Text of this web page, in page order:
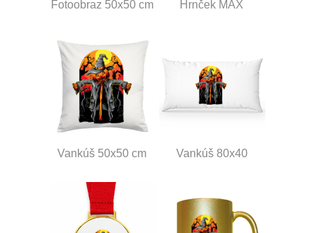
Fotoobraz 50x50 cm Hrnček MAX
Vankúš 50x50 cm Vankúš 80x40